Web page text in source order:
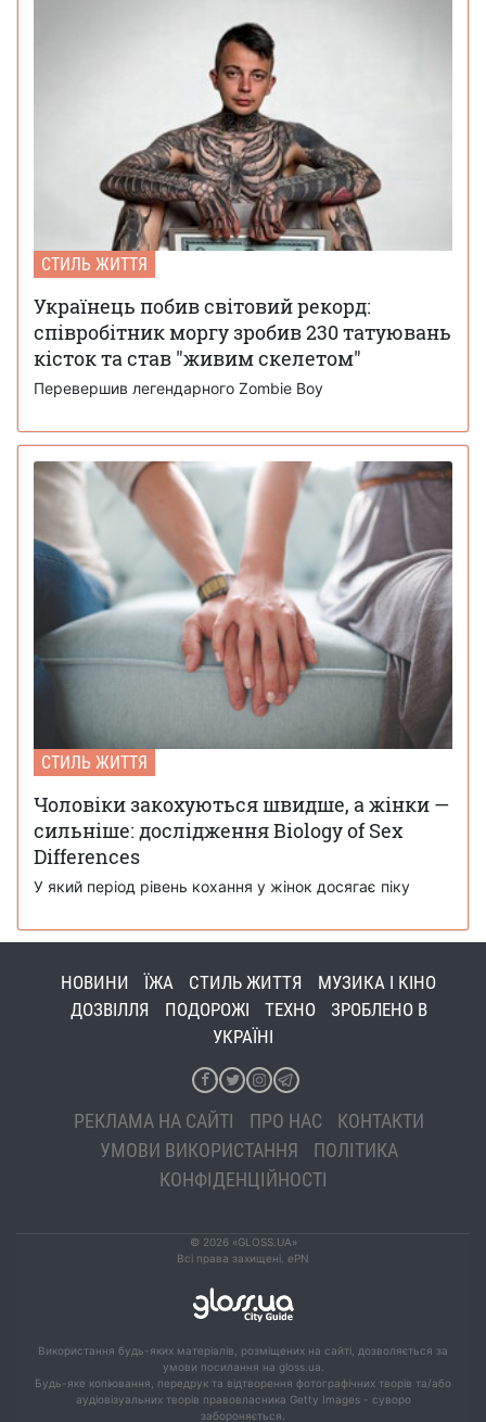
СТИЛЬ ЖИТТЯ
Українець побив світовий рекорд:
співробітник моргу зробив 230 татуювань
кісток та став "живим скелетом"
Перевершив легендарного Zombie Boy
СТИЛЬ ЖИТТЯ
Чоловіки закохуються швидше, а жінки —
сильніше: дослідження Biology of Sex
Differences
У який період рівень кохання у жінок досягає піку
НОВИНИ ЇЖА СТИЛЬ ЖИТТЯ
МУЗИКА І КІНО
ДОЗВІЛЛЯ
ПОДОРОЖІ ТЕХНО
ЗРОБЛЕНО В
УКРАЇНІ
РЕКЛАМА НА САЙТІ ПРО НАС
КОНТАКТИ
УМОВИ ВИКОРИСТАННЯ
ПОЛІТИКА
КОНФІДЕНЦІЙНОСТІ
© 2026 «GLOSS.UA»
Всі права захищені. ePN
Використання будь-яких матеріалів, розміщених на сайті, дозволяється за
умови посилання на gloss.ua.
Будь-яке копіювання, передрук та відтворення фотографічних творів та/або
аудіовізуальних творів правовласника Getty Images - суворо
забороняється.